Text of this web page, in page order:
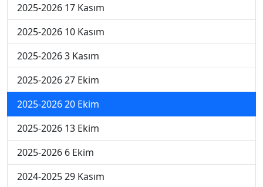
2025-2026 17 Kasım
2025-2026 10 Kasım
2025-2026 3 Kasım
2025-2026 27 Ekim
2025-2026 20 Ekim
2025-2026 13 Ekim
2025-2026 6 Ekim
2024-2025 29 Kasım